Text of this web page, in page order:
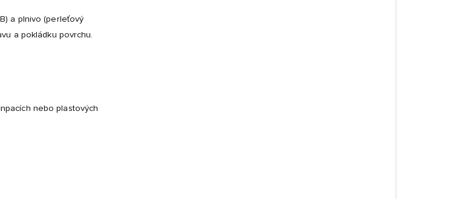
a plnivo (perleťový
a pokládku povrchu.
nebo plastových